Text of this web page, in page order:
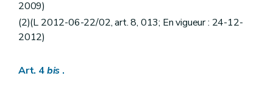
2009)
(2)(L 2012-06-22/02, art. 8, 013; En vigueur : 24-12-
2012)
Art. 4bis .